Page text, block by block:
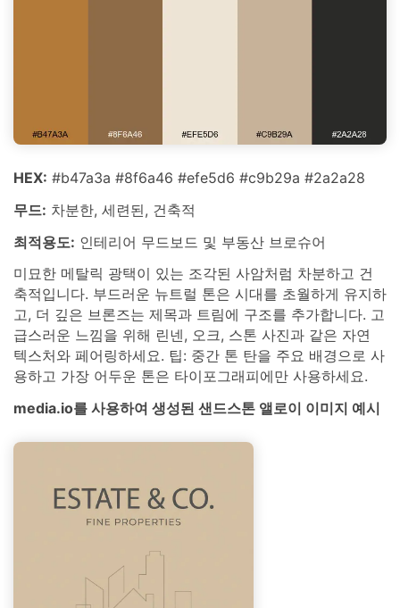
HEX: #b47a3a #8f6a46 #efe5d6 #c9b29a #2a2a28
무드: 차분한, 세련된, 건축적
최적용도: 인테리어 무드보드 및 부동산 브로슈어
미묘한 메탈릭 광택이 있는 조각된 사암처럼 차분하고 건
축적입니다. 부드러운 뉴트럴 톤은 시대를 초월하게 유지하
고, 더 깊은 브론즈는 제목과 트림에 구조를 추가합니다. 고
급스러운 느낌을 위해 린넨, 오크, 스톤 사진과 같은 자연
텍스처와 페어링하세요. 팁: 중간 톤 탄을 주요 배경으로 사
용하고 가장 어두운 톤은 타이포그래피에만 사용하세요.
media.io를 사용하여 생성된 샌드스톤 앨로이 이미지 예시